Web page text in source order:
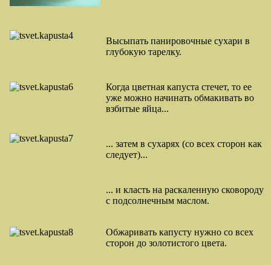
Высыпать панировочные сухари в
глубокую тарелку.
Когда цветная капуста стечет, то ее
уже можно начинать обмакивать во
взбитые яйца...
... затем в сухарях (со всех сторон как
следует)...
... и класть на раскаленную сковороду
с подсолнечным маслом.
Обжаривать капусту нужно со всех
сторон до золотистого цвета.